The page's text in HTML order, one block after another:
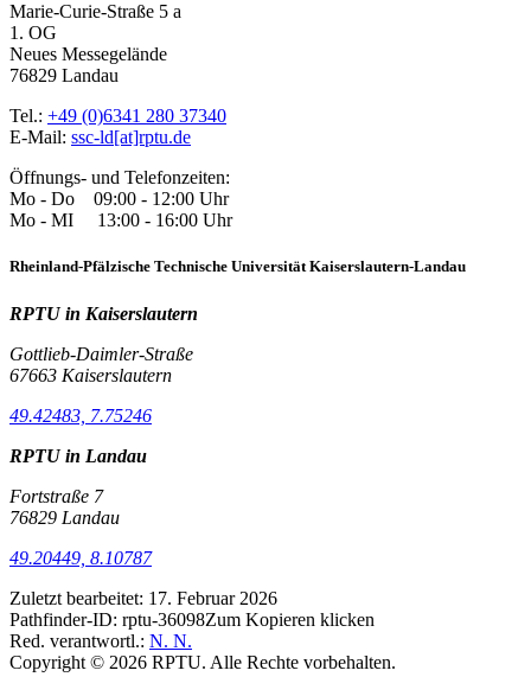
Marie-Curie-Straße 5 a
1. OG
Neues Messegelände
76829 Landau
Tel.: +49 (0)6341 280 37340
E-Mail: ssc-ld[at]rptu.de
Öffnungs- und Telefonzeiten:
Mo - Do 09:00 - 12:00 Uhr
Mo - MI 13:00 - 16:00 Uhr
Rheinland-Pfälzische Technische Universität Kaiserslautern-Landau
RPTU in Kaiserslautern
Gottlieb-Daimler-Straße
67663 Kaiserslautern
49.42483, 7.75246
RPTU in Landau
Fortstraße 7
76829 Landau
49.20449, 8.10787
Zuletzt bearbeitet: 17. Februar 2026
Pathfinder-ID: rptu-36098Zum Kopieren klicken
Red. verantwortl.: N. N.
Copyright © 2026 RPTU. Alle Rechte vorbehalten.